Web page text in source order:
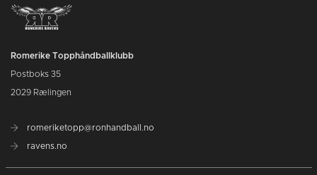
Romerike Topphåndballklubb
Postboks 35
2029 Rælingen
romeriketopp@ronhandball.no
ravens.no